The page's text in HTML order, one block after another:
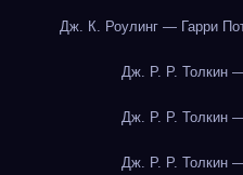
Дж. К. Роулинг — Гарри
Дж. Р. Р. Толкин
Дж. Р. Р. Толкин
Дж. Р. Р. Толкин